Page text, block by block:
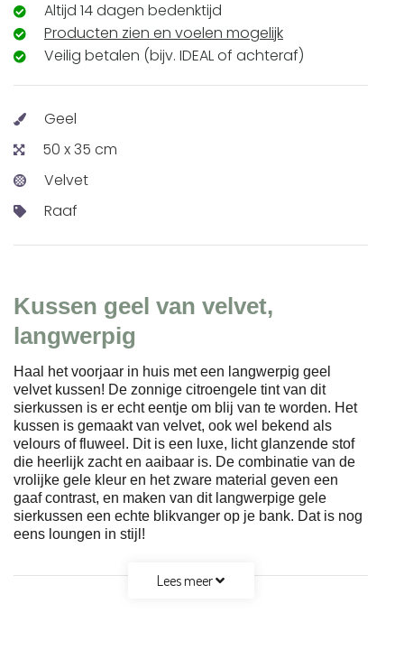
Altijd 14 dagen bedenktijd
Producten zien en voelen mogelijk
Veilig betalen (bijv. IDEAL of achteraf)
Geel
50 x 35 cm
Velvet
Raaf
Kussen geel van velvet,
langwerpig
Haal het voorjaar in huis met een langwerpig geel
velvet kussen! De zonnige citroengele tint van dit
sierkussen is er echt eentje om blij van te worden. Het
kussen is gemaakt van velvet, ook wel bekend als
velours of fluweel. Dit is een luxe, licht glanzende stof
die heerlijk zacht en aaibaar is. De combinatie van de
vrolijke gele kleur en het zware material geven een
gaaf contrast, en maken van dit langwerpige gele
sierkussen een echte blikvanger op je bank. Dat is nog
eens loungen in stijl!
Lees meer